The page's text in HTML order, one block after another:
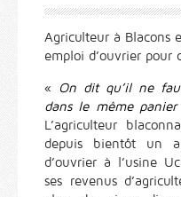
Agriculteur à Blacons
emploi d’ouvrier pour
« On dit qu’il ne
dans le même
L’agriculteur
depuis bientôt un
d’ouvrier à l’usine
ses revenus